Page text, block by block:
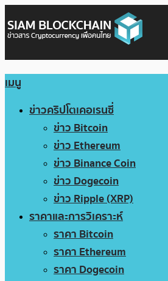
เมนู
ข่าวคริปโตเคอเรนซี่
ข่าว Bitcoin
ข่าว Ethereum
ข่าว Binance Coin
ข่าว Dogecoin
ข่าว Ripple (XRP)
ราคาและการวิเคราะห์
ราคา Bitcoin
ราคา Ethereum
ราคา Dogecoin